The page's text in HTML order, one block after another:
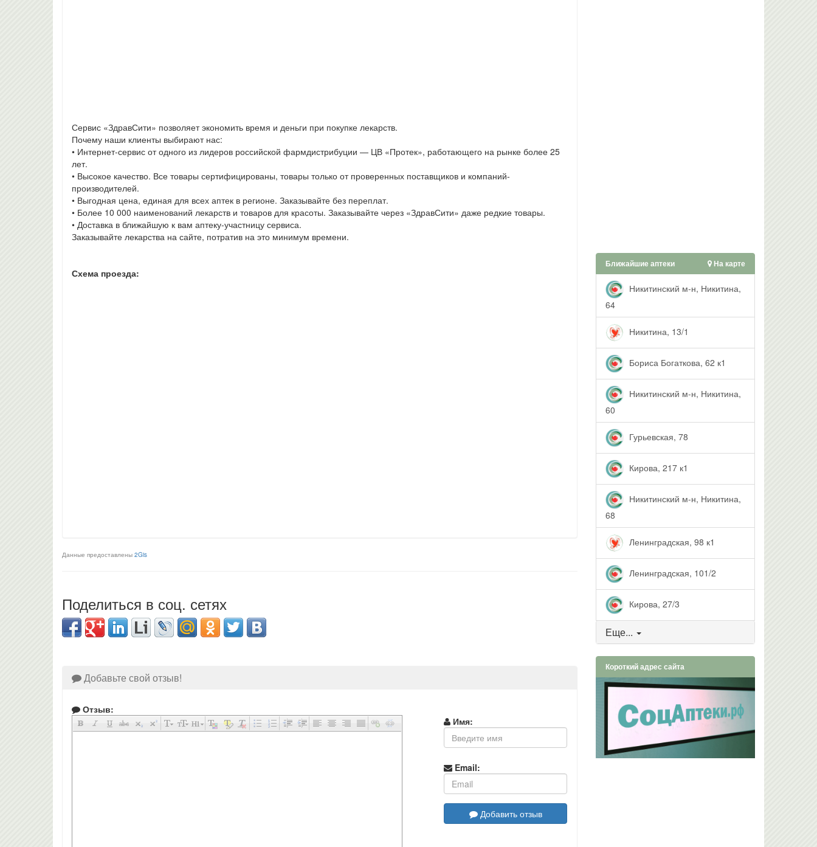
Сервис «ЗдравСити» позволяет экономить время и деньги при покупке лекарств.
Почему наши клиенты выбирают нас:
• Интернет-сервис от одного из лидеров российской фармдистрибуции — ЦВ «Протек», работающего на рынке более 25
лет.
• Высокое качество. Все товары сертифицированы, товары только от проверенных поставщиков и компаний-
производителей.
• Выгодная цена, единая для всех аптек в регионе. Заказывайте без переплат.
• Более 10 000 наименований лекарств и товаров для красоты. Заказывайте через «ЗдравСити» даже редкие товары.
• Доставка в ближайшую к вам аптеку-участницу сервиса.
Заказывайте лекарства на сайте, потратив на это минимум времени.
Схема проезда:
Данные предоставлены 2Gis
Поделиться в соц. сетях
Добавьте свой отзыв!
Отзыв:
Имя:
Email:
Добавить отзыв
Ближайшие аптеки На карте
Никитинский м-н, Никитина,
64
Никитина, 13/1
Бориса Богаткова, 62 к1
Никитинский м-н, Никитина,
60
Гурьевская, 78
Кирова, 217 к1
Никитинский м-н, Никитина,
68
Ленинградская, 98 к1
Ленинградская, 101/2
Кирова, 27/3
Еще...
Короткий адрес сайта